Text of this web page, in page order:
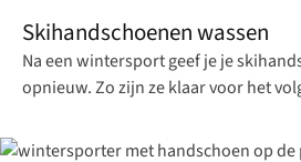
Skihandschoenen wassen
Na een wintersport geef je je
opnieuw. Zo zijn ze klaar voor het